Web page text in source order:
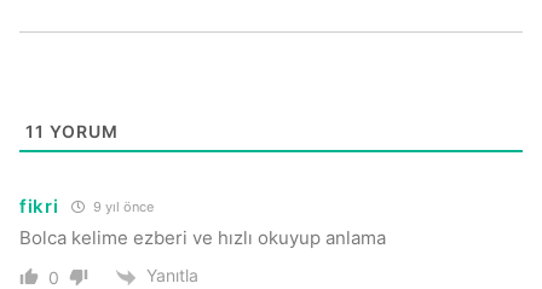
11 YORUM
fikri 9 yıl önce
Bolca kelime ezberi ve hızlı okuyup anlama
0 Yanıtla